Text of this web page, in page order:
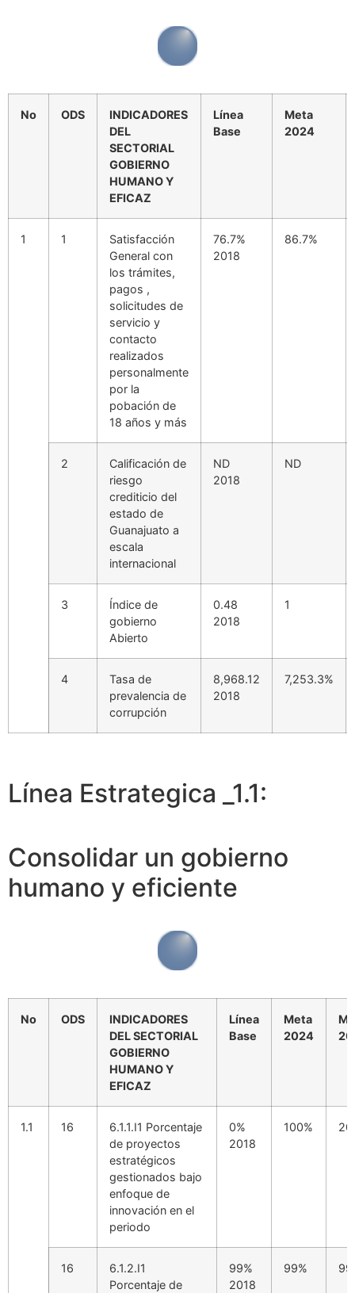
No ODS
INDICADORES
DEL
SECTORIAL
GOBIERNO
HUMANO Y
EFICAZ
Línea
Base
Meta
2024
1 1
Satisfacción
General con
los trámites,
pagos ,
solicitudes de
servicio y
contacto
realizados
personalmente
por la
pobación de
18 años y más
76.7%
2018
86.7%
2
Calificación de
riesgo
crediticio del
estado de
Guanajuato a
escala
internacional
ND
2018
ND
3
Índice de
gobierno
Abierto
0.48
2018
1
4
Tasa de
prevalencia de
corrupción
8,968.12
2018
7,253.3%
Línea Estrategica _1.1:
Consolidar un gobierno
humano y eficiente
No ODS
INDICADORES
DEL SECTORIAL
GOBIERNO
HUMANO Y
EFICAZ
Línea
Base
Meta
2024
1.1 16
6.1.1.I1 Porcentaje
de proyectos
estratégicos
gestionados bajo
enfoque de
innovación en el
periodo
0%
2018
100%
16
6.1.2.I1
Porcentaje de
99%
2018
99%